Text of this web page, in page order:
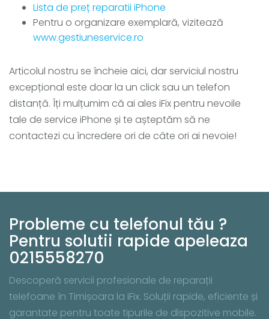
Lista de preț reparatii iPhone
Pentru o organizare exemplară, vizitează
www.gestiuneservice.ro
Articolul nostru se încheie aici, dar serviciul nostru
excepțional este doar la un click sau un telefon
distanță. Îți mulțumim că ai ales iFix pentru nevoile
tale de service iPhone și te așteptăm să ne
contactezi cu încredere ori de câte ori ai nevoie!
Probleme cu telefonul tău ?
Pentru solutii rapide apeleaza
0215558270
Descoperă servicii profesionale de reparații
telefoane în Timișoara la iFix. Soluții rapide, eficiente și
garantate pentru toate tipurile de dispozitive mobile.